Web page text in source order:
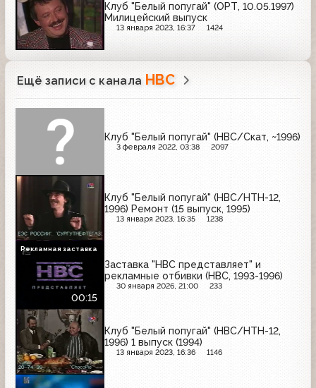
Клуб "Белый попугай" (ОРТ, 10.05.1997)
Милицейский выпуск
13 января 2023, 16:37 1424
Ещё записи с канала НВС
Клуб "Белый попугай" (НВС/Скат, ~1996)
3 февраля 2022, 03:38 2097
Клуб "Белый попугай" (НВС/НТН-12,
1996) Ремонт (15 выпуск, 1995)
13 января 2023, 16:35 1238
00:15
Заставка "НВС представляет" и
рекламные отбивки (НВС, 1993-1996)
30 января 2026, 21:00 233
Рекламная заставка
Клуб "Белый попугай" (НВС/НТН-12,
1996) 1 выпуск (1994)
13 января 2023, 16:36 1146